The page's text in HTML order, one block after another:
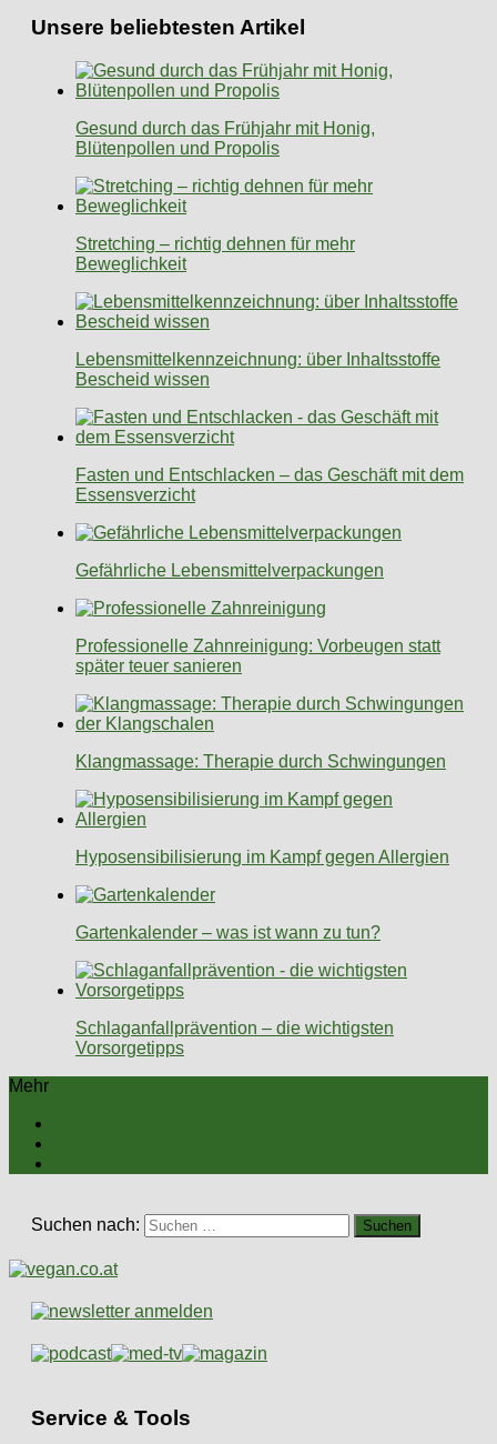
Unsere beliebtesten Artikel
Gesund durch das Frühjahr mit Honig,
Blütenpollen und Propolis
Stretching – richtig dehnen für mehr
Beweglichkeit
Lebensmittelkennzeichnung: über Inhaltsstoffe
Bescheid wissen
Fasten und Entschlacken – das Geschäft mit dem
Essensverzicht
Gefährliche Lebensmittelverpackungen
Professionelle Zahnreinigung: Vorbeugen statt
später teuer sanieren
Klangmassage: Therapie durch Schwingungen
Hyposensibilisierung im Kampf gegen Allergien
Gartenkalender – was ist wann zu tun?
Schlaganfallprävention – die wichtigsten
Vorsorgetipps
Mehr
Suchen nach:
Service & Tools